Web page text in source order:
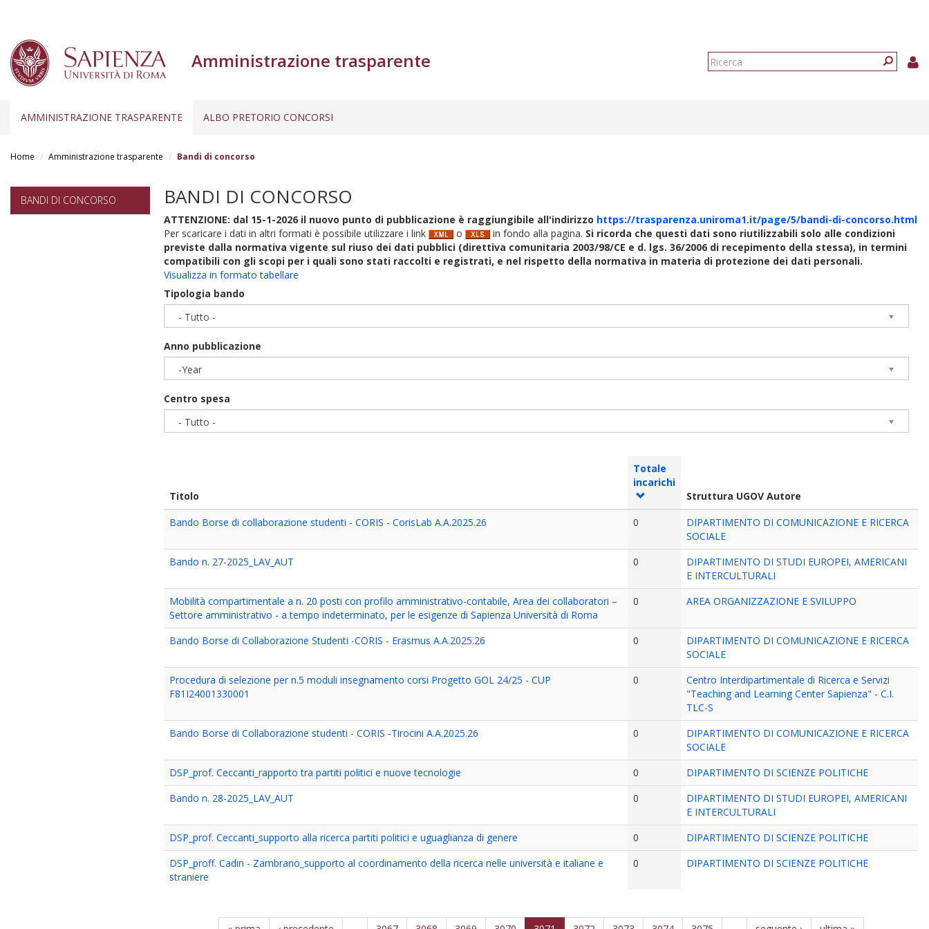
Amministrazione trasparente
Form
AMMINISTRAZIONE TRASPARENTE ALBO PRETORIO CONCORSI
Home Amministrazione trasparente Bandi di concorso
BANDI DI CONCORSO BANDI DI CONCORSO
ATTENZIONE: dal 15-1-2026 il nuovo punto di pubblicazione è raggiungibile all'indirizzo https://trasparenza.uniroma1.it/page/5/bandi-di-concorso.html
Per scaricare i dati in altri formati è possibile utilizzare i link
o in fondo alla pagina. Si ricorda che questi dati sono riutilizzabili solo alle condizioni
previste dalla normativa vigente sul riuso dei dati pubblici (direttiva comunitaria 2003/98/CE e d. lgs. 36/2006 di recepimento della stessa), in termini
compatibili con gli scopi per i quali sono stati raccolti e registrati, e nel rispetto della normativa in materia di protezione dei dati personali.
Visualizza in formato tabellare
Tipologia bando
- Tutto -
Anno pubblicazione
-Year
Centro spesa
- Tutto -
Titolo
Totale
incarichi
Struttura UGOV Autore
Bando Borse di collaborazione studenti - CORIS - CorisLab A.A.2025.26
0
DIPARTIMENTO DI COMUNICAZIONE E RICERCA
SOCIALE
Bando n. 27-2025_LAV_AUT
0
DIPARTIMENTO DI STUDI EUROPEI, AMERICANI
E INTERCULTURALI
Mobilità compartimentale a n. 20 posti con profilo amministrativo-contabile, Area dei collaboratori –
Settore amministrativo - a tempo indeterminato, per le esigenze di Sapienza Università di Roma
0 AREA ORGANIZZAZIONE E SVILUPPO
Bando Borse di Collaborazione Studenti -CORIS - Erasmus A.A.2025.26 0
DIPARTIMENTO DI COMUNICAZIONE E RICERCA
SOCIALE
Procedura di selezione per n.5 moduli insegnamento corsi Progetto GOL 24/25 - CUP
F81I24001330001
0
Centro Interdipartimentale di Ricerca e Servizi
"Teaching and Learning Center Sapienza" - C.I.
TLC-S
Bando Borse di Collaborazione studenti - CORIS -Tirocini A.A.2025.26
0
DIPARTIMENTO DI COMUNICAZIONE E RICERCA
SOCIALE
DSP_prof. Ceccanti_rapporto tra partiti politici e nuove tecnologie
0
DIPARTIMENTO DI SCIENZE POLITICHE
Bando n. 28-2025_LAV_AUT
0
DIPARTIMENTO DI STUDI EUROPEI, AMERICANI
E INTERCULTURALI
DSP_prof. Ceccanti_supporto alla ricerca partiti politici e uguaglianza di genere
0
DIPARTIMENTO DI SCIENZE POLITICHE
DSP_proff. Cadin - Zambrano_supporto al coordinamento della ricerca nelle università e italiane e
straniere
0 DIPARTIMENTO DI SCIENZE POLITICHE